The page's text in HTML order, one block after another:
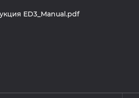
ED3_Manual.pdf